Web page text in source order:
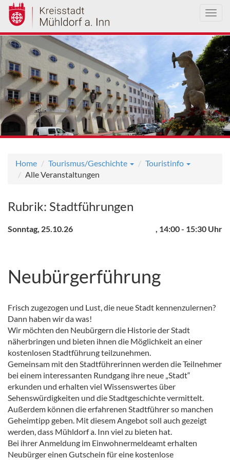
Direkt
zum
Inhalt
Home Tourismus/Geschichte
Touristinfo
Alle Veranstaltungen
Rubrik: Stadtführungen
, 14:00 - 15:30 Uhr
Sonntag, 25.10.26
Neubürgerführung
Frisch zugezogen und Lust, die neue Stadt kennenzulernen?
Dann haben wir da was!
Wir möchten den Neubürgern die Historie der Stadt
näherbringen und bieten ihnen die Möglichkeit an einer
kostenlosen Stadtführung teilzunehmen.
Gemeinsam mit den Stadtführerinnen werden die Teilnehmer
bei einem interessanten Rundgang ihre neue „Stadt“
erkunden und erhalten viel Wissenswertes über
Sehenswürdigkeiten und die Stadtgeschichte vermittelt.
Außerdem können die erfahrenen Stadtführer so manchen
Geheimtipp geben. Mit diesem Angebot soll auch gezeigt
werden, dass Mühldorf a. Inn viel zu bieten hat.
Bei ihrer Anmeldung im Einwohnermeldeamt erhalten
Neubürger einen Gutschein für eine kostenlose